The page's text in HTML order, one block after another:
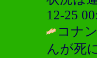
12-25
コナ
んが死